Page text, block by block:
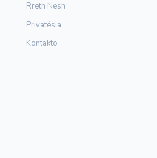
Rreth Nesh
Privatësia
Kontakto